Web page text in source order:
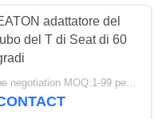
tuboadattatore del
del T di Seat di 60
be negotiation MOQ:1-99 pezzi